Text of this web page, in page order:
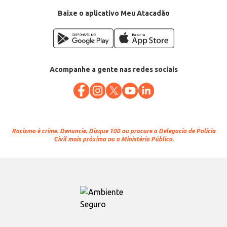
Baixe o aplicativo Meu Atacadão
Acompanhe a gente nas redes sociais
Racismo é crime. Denuncie. Disque 100 ou procure a Delegacia de Polícia
Civil mais próxima ou o Ministério Público.